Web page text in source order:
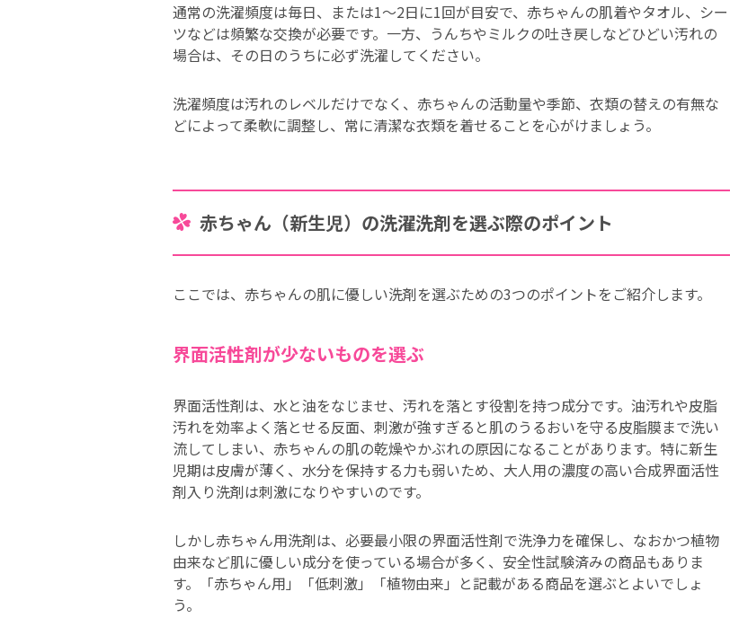
通常の洗濯頻度は毎日、または1〜2日に1回が目安で、赤ちゃんの肌着やタオル、シー
ツなどは頻繁な交換が必要です。一方、うんちやミルクの吐き戻しなどひどい汚れの
場合は、その日のうちに必ず洗濯してください。
洗濯頻度は汚れのレベルだけでなく、赤ちゃんの活動量や季節、衣類の替えの有無な
どによって柔軟に調整し、常に清潔な衣類を着せることを心がけましょう。
赤ちゃん（新生児）の洗濯洗剤を選ぶ際のポイント
ここでは、赤ちゃんの肌に優しい洗剤を選ぶための3つのポイントをご紹介します。
界面活性剤が少ないものを選ぶ
界面活性剤は、水と油をなじませ、汚れを落とす役割を持つ成分です。油汚れや皮脂
汚れを効率よく落とせる反面、刺激が強すぎると肌のうるおいを守る皮脂膜まで洗い
流してしまい、赤ちゃんの肌の乾燥やかぶれの原因になることがあります。特に新生
児期は皮膚が薄く、水分を保持する力も弱いため、大人用の濃度の高い合成界面活性
剤入り洗剤は刺激になりやすいのです。
しかし赤ちゃん用洗剤は、必要最小限の界面活性剤で洗浄力を確保し、なおかつ植物
由来など肌に優しい成分を使っている場合が多く、安全性試験済みの商品もありま
す。「赤ちゃん用」「低刺激」「植物由来」と記載がある商品を選ぶとよいでしょ
う。